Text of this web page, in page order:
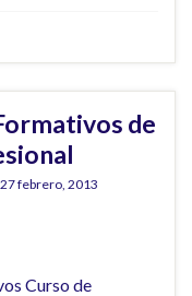
de
27 febrero, 2013
Curso de